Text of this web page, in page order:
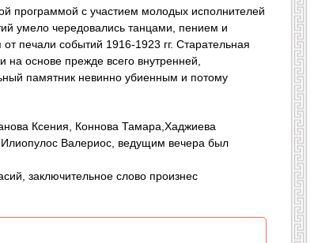
программой с участием молодых исполнителей
умело чередовались танцами, пением и
печали событий 1916-1923 гг. Старательная
на основе прежде всего внутренней,
памятник невинно убиенным и потому
Ксения, Коннова Тамара,Хаджиева
Валериос, ведущим вечера был
заключительное слово произнес